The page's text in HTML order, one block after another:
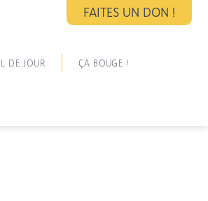
FAITES UN DON !
DE JOUR ÇA BOUGE !